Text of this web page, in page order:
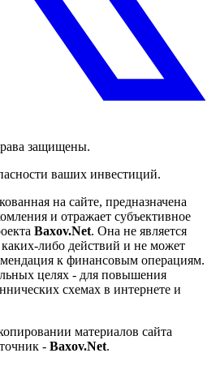
защищены.
ваших инвестиций.
на сайте, предназначена
и отражает субъективное
Baxov.Net. Она не является
либо действий и не может
к финансовым операциям.
целях - для повышения
схемах в интернете и
материалов сайта
- Baxov.Net.